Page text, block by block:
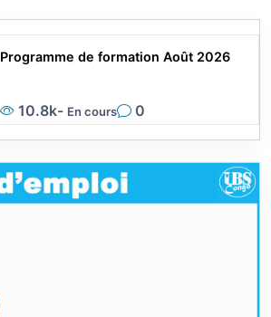
Programme de formation Août 2026
10.8k- En cours 0